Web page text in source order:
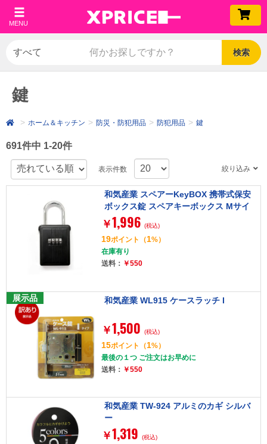
MENU
検索
鍵
ホーム＆キッチン 防災・防犯用品 防犯用品 鍵
691件中 1-20件
表示件数 絞り込み
和気産業 スペアーKeyBOX 携帯式保安
ボックス錠 スペアキーボックス Mサイ
ズ
￥1,996 (税込)
19ポイント （1%）
在庫有り
送料： ￥550
展示品 和気産業 WL915 ケースラッチ I
￥1,500 (税込)
15ポイント （1%）
最後の１つ ご注文はお早めに
送料： ￥550
和気産業 TW-924 アルミのカギ シルバ
ー
￥1,319 (税込)